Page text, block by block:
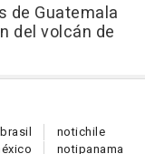
de Guatemala
del volcán de
brasil notichile
notipanama